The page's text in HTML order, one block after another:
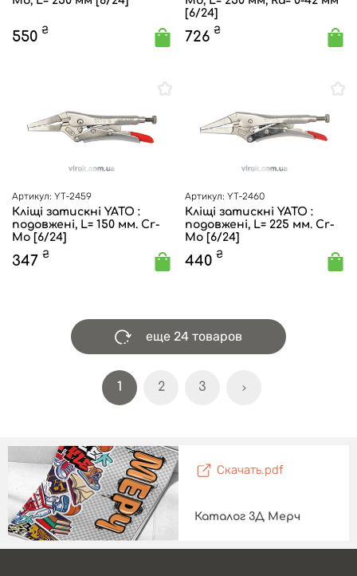
550 ₴
[6/24]
726 ₴
Артикул: YT-2459
Кліщі затискні YATO :
подовжені, L= 150 мм. Cr-
Mo [6/24]
347 ₴
Артикул: YT-2460
Кліщі затискні YATO :
подовжені, L= 225 мм. Cr-
Mo [6/24]
440 ₴
еще 24 товаров
1 2 3
Скачать.pdf
Каталог 3Д Мерч